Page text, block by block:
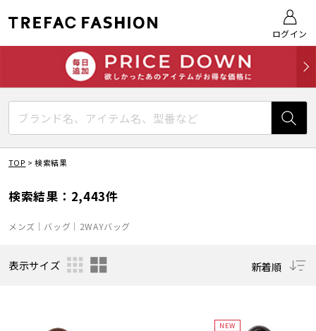
ログイン
TOP >検索結果
検索結果：2,443件
メンズ｜バッグ｜2WAYバッグ
表示サイズ 新着順
NEW